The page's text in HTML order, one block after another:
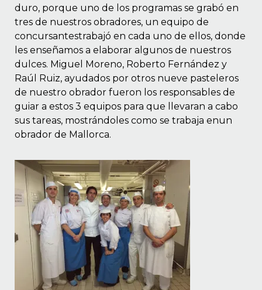
duro, porque uno de los programas se grabó en
tres de nuestros obradores, un equipo de
concursantestrabajó en cada uno de ellos, donde
les enseñamos a elaborar algunos de nuestros
dulces. Miguel Moreno, Roberto Fernández y
Raúl Ruiz, ayudados por otros nueve pasteleros
de nuestro obrador fueron los responsables de
guiar a estos 3 equipos para que llevaran a cabo
sus tareas, mostrándoles como se trabaja enun
obrador de Mallorca.